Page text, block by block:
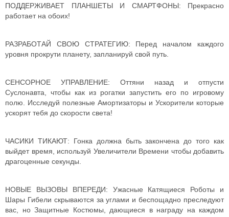
ПОДДЕРЖИВАЕТ ПЛАНШЕТЫ И СМАРТФОНЫ: Прекрасно
работает на обоих!
РАЗРАБОТАЙ СВОЮ СТРАТЕГИЮ: Перед началом каждого
уровня прокрути планету, запланируй свой путь.
СЕНСОРНОЕ УПРАВЛЕНИЕ: Оттяни назад и отпусти
Суслонавта, чтобы как из рогатки запустить его по игровому
полю. Исследуй полезные Амортизаторы и Ускорители которые
ускорят тебя до скорости света!
ЧАСИКИ ТИКАЮТ: Гонка должна быть закончена до того как
выйдет время, используй Увеличители Времени чтобы добавить
драгоценные секунды.
НОВЫЕ ВЫЗОВЫ ВПЕРЕДИ: Ужасные Катящиеся Роботы и
Шары Гибели скрываются за углами и беспощадно преследуют
вас, но Защитные Костюмы, дающиеся в награду на каждом